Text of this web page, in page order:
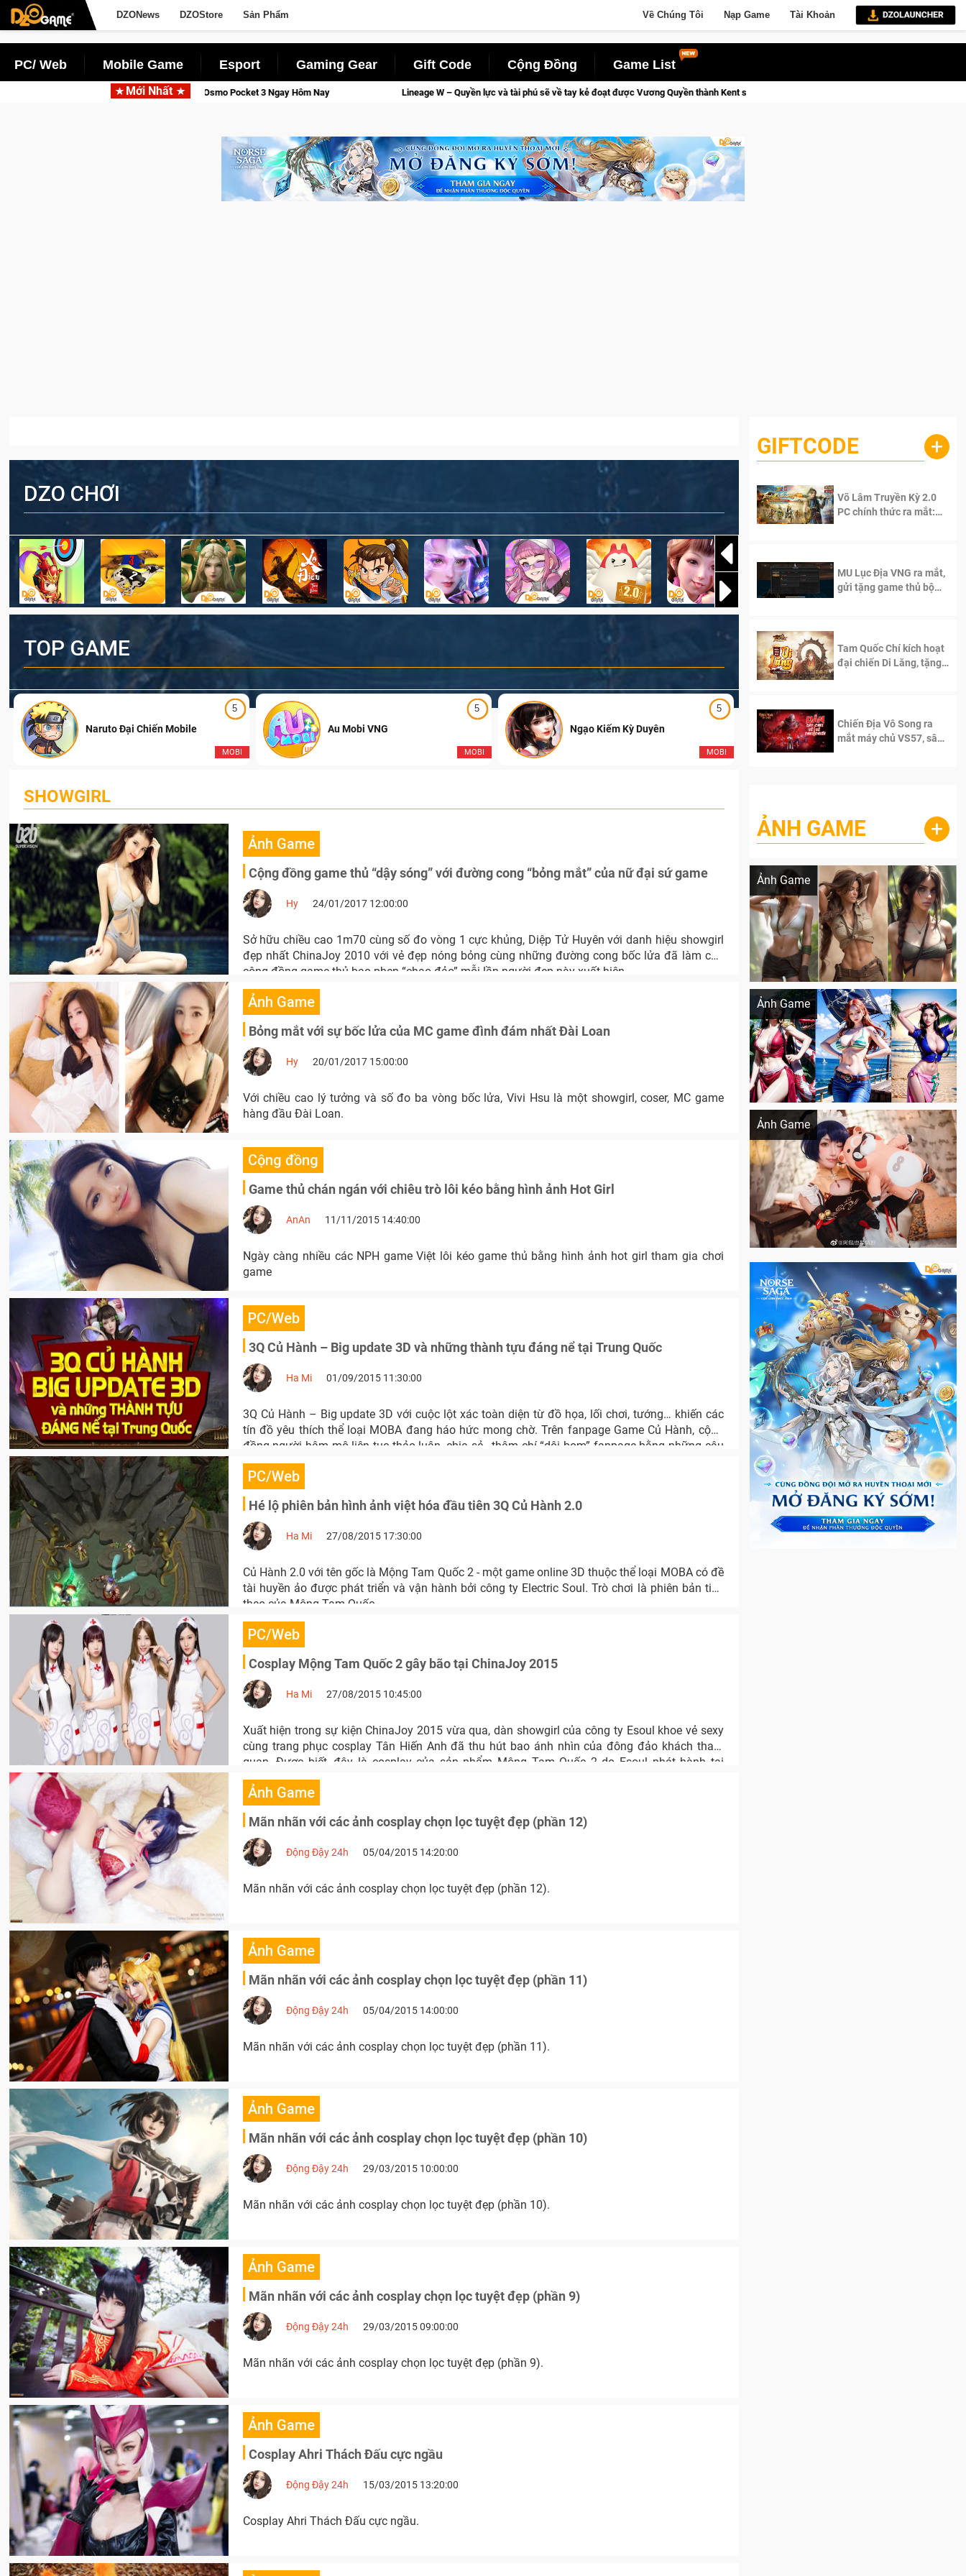
DZONews DZOStore Sản Phẩm Về Chúng Tôi Nạp Game Tài Khoản
PC/ Web Mobile Game Esport Gaming Gear Gift Code Cộng Đồng Game List
Mới Nhất
Săn DJI Osmo Pocket 3 Ngay Hôm Nay Lineage W – Quyền lực và tài phú sẽ về tay kẻ đoạt được Vương Quyền thành Kent sắp tới! Trial Xtreme Freedom – Game đua xe mô tô PvP sở hữu vật lý
DZO CHƠI
TOP GAME
5
MOBI
Naruto Đại Chiến Mobile
5
MOBI
Au Mobi VNG
5
MOBI
Ngạo Kiếm Kỳ Duyên Ngạo Thiên Mobile
SHOWGIRL
Ảnh Game
Cộng đồng game thủ “dậy sóng” với đường cong “bỏng mắt” của nữ đại sứ game
Hy 24/01/2017 12:00:00
Sở hữu chiều cao 1m70 cùng số đo vòng 1 cực khủng, Diệp Tử Huyên với danh hiệu showgirl
đẹp nhất ChinaJoy 2010 với vẻ đẹp nóng bỏng cùng những đường cong bốc lửa đã làm cho
cộng đồng game thủ bao phen “chao đảo” mỗi lần người đẹp này xuất hiện.
Ảnh Game
Bỏng mắt với sự bốc lửa của MC game đình đám nhất Đài Loan
Hy 20/01/2017 15:00:00
Với chiều cao lý tưởng và số đo ba vòng bốc lửa, Vivi Hsu là một showgirl, coser, MC game
hàng đầu Đài Loan.
Cộng đồng
Game thủ chán ngán với chiêu trò lôi kéo bằng hình ảnh Hot Girl
AnAn 11/11/2015 14:40:00
Ngày càng nhiều các NPH game Việt lôi kéo game thủ bằng hình ảnh hot girl tham gia chơi
game
PC/Web
3Q Củ Hành – Big update 3D và những thành tựu đáng nể tại Trung Quốc
Ha Mi 01/09/2015 11:30:00
3Q Củ Hành – Big update 3D với cuộc lột xác toàn diện từ đồ họa, lối chơi, tướng… khiến các
tín đồ yêu thích thể loại MOBA đang háo hức mong chờ. Trên fanpage Game Củ Hành, cộng
đồng người hâm mộ liên tục thảo luận, chia sẻ , thậm chí “dội bom” fanpage bằng những câu
hỏi khi nào game ra mắt.
PC/Web
Hé lộ phiên bản hình ảnh việt hóa đầu tiên 3Q Củ Hành 2.0
Ha Mi 27/08/2015 17:30:00
Củ Hành 2.0 với tên gốc là Mộng Tam Quốc 2 - một game online 3D thuộc thể loại MOBA có đề
tài huyền ảo được phát triển và vận hành bởi công ty Electric Soul. Trò chơi là phiên bản tiếp
theo của Mộng Tam Quốc.
PC/Web
Cosplay Mộng Tam Quốc 2 gây bão tại ChinaJoy 2015
Ha Mi 27/08/2015 10:45:00
Xuất hiện trong sự kiện ChinaJoy 2015 vừa qua, dàn showgirl của công ty Esoul khoe vẻ sexy
cùng trang phục cosplay Tân Hiến Anh đã thu hút bao ánh nhìn của đông đảo khách tham
quan. Được biết, đây là cosplay của sản phẩm Mộng Tam Quốc 2 do Esoul phát hành tại
Trung Quốc.
Ảnh Game
Mãn nhãn với các ảnh cosplay chọn lọc tuyệt đẹp (phần 12)
Động Đậy 24h 05/04/2015 14:20:00
Mãn nhãn với các ảnh cosplay chọn lọc tuyệt đẹp (phần 12).
Ảnh Game
Mãn nhãn với các ảnh cosplay chọn lọc tuyệt đẹp (phần 11)
Động Đậy 24h 05/04/2015 14:00:00
Mãn nhãn với các ảnh cosplay chọn lọc tuyệt đẹp (phần 11).
Ảnh Game
Mãn nhãn với các ảnh cosplay chọn lọc tuyệt đẹp (phần 10)
Động Đậy 24h 29/03/2015 10:00:00
Mãn nhãn với các ảnh cosplay chọn lọc tuyệt đẹp (phần 10).
Ảnh Game
Mãn nhãn với các ảnh cosplay chọn lọc tuyệt đẹp (phần 9)
Động Đậy 24h 29/03/2015 09:00:00
Mãn nhãn với các ảnh cosplay chọn lọc tuyệt đẹp (phần 9).
Ảnh Game
Cosplay Ahri Thách Đấu cực ngầu
Động Đậy 24h 15/03/2015 13:20:00
Cosplay Ahri Thách Đấu cực ngầu.
GIFTCODE +
Võ Lâm Truyền Kỳ 2.0
PC chính thức ra mắt:
MU Lục Địa VNG ra mắt,
gửi tặng game thủ bộ
Tam Quốc Chí kích hoạt
đại chiến Di Lăng, tặng
Chiến Địa Vô Song ra
mắt máy chủ VS57, sân
ẢNH GAME +
Ảnh Game
Lala Croft vừa nóng vừa xinh dưới nét vẽ
Ảnh Game
Khi AI Cosplay gái đẹp One Piece
Ảnh Game
Cosplay Xiangling siêu cute